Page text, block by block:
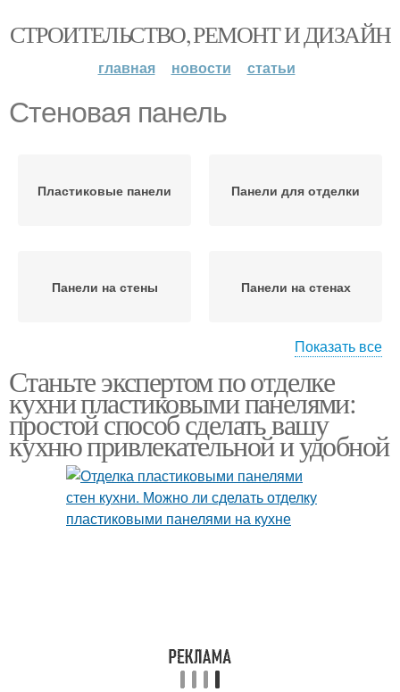
СТРОИТЕЛЬСТВО, РЕМОНТ И ДИЗАЙН
главная новости статьи
Стеновая панель
Пластиковые панели Панели для отделки
Панели на стены Панели на стенах
Панели для стен Стеновые панели
Стеклянные панели
Профили для
пластиковых панелей
Показать все
Станьте экспертом по отделке
кухни пластиковыми панелями:
простой способ сделать вашу
кухню привлекательной и удобной